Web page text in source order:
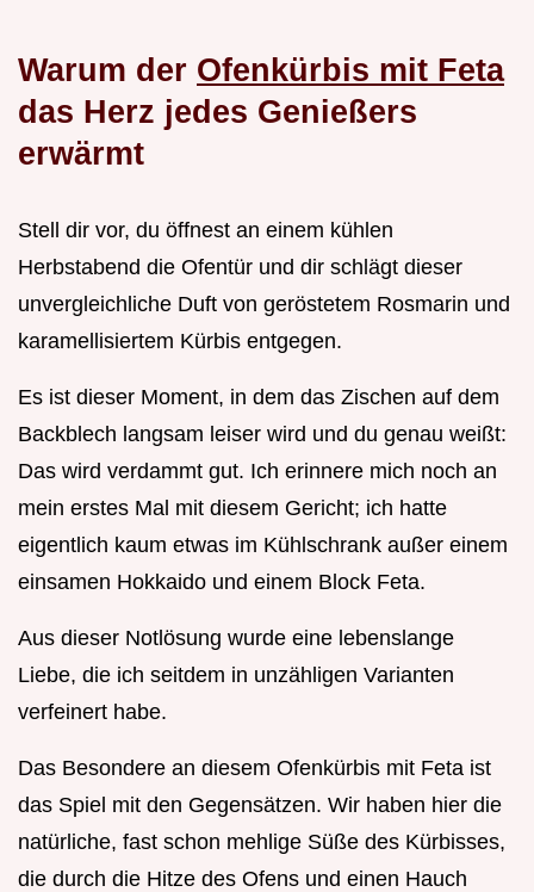
Warum der Ofenkürbis mit Feta
das Herz jedes Genießers
erwärmt
Stell dir vor, du öffnest an einem kühlen
Herbstabend die Ofentür und dir schlägt dieser
unvergleichliche Duft von geröstetem Rosmarin und
karamellisiertem Kürbis entgegen.
Es ist dieser Moment, in dem das Zischen auf dem
Backblech langsam leiser wird und du genau weißt:
Das wird verdammt gut. Ich erinnere mich noch an
mein erstes Mal mit diesem Gericht; ich hatte
eigentlich kaum etwas im Kühlschrank außer einem
einsamen Hokkaido und einem Block Feta.
Aus dieser Notlösung wurde eine lebenslange
Liebe, die ich seitdem in unzähligen Varianten
verfeinert habe.
Das Besondere an diesem Ofenkürbis mit Feta ist
das Spiel mit den Gegensätzen. Wir haben hier die
natürliche, fast schon mehlige Süße des Kürbisses,
die durch die Hitze des Ofens und einen Hauch